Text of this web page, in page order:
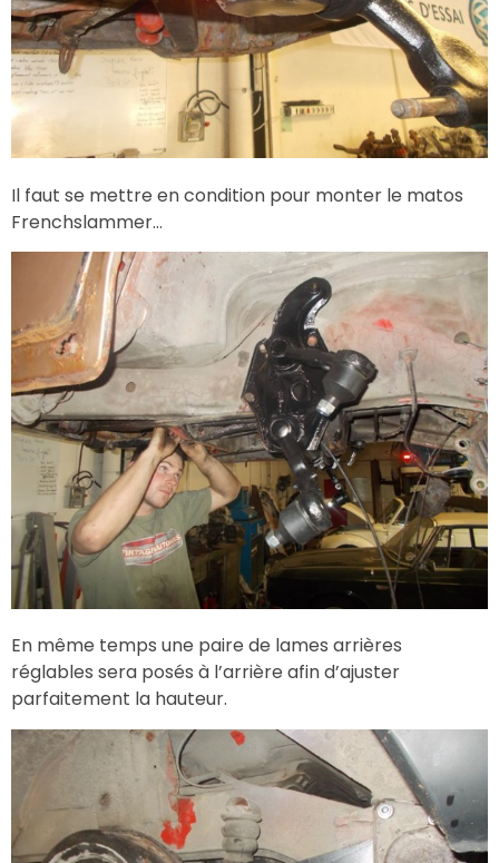
Il faut se mettre en condition pour monter le matos
Frenchslammer…
En même temps une paire de lames arrières
réglables sera posés à l’arrière afin d’ajuster
parfaitement la hauteur.